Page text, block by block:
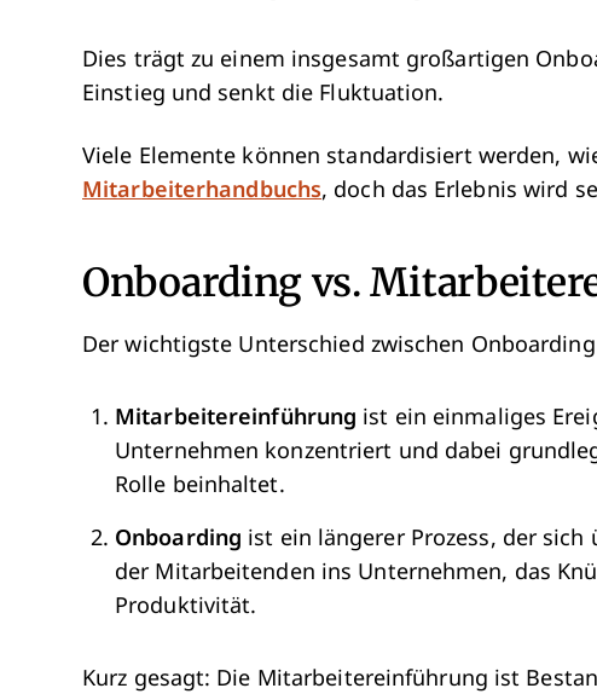
Dies trägt zu einem insgesamt großartigen
Einstieg und senkt die Fluktuation.
Viele Elemente können standardisiert werden,
Mitarbeiterhandbuchs, doch das Erlebnis wird
Onboarding vs.
Der wichtigste Unterschied zwischen
Mitarbeitereinführung ist ein einmaliges
Unternehmen konzentriert und dabei
Rolle beinhaltet.
Onboarding ist ein längerer Prozess, der
der Mitarbeitenden ins Unternehmen, das
Produktivität.
Kurz gesagt: Die Mitarbeitereinführung ist